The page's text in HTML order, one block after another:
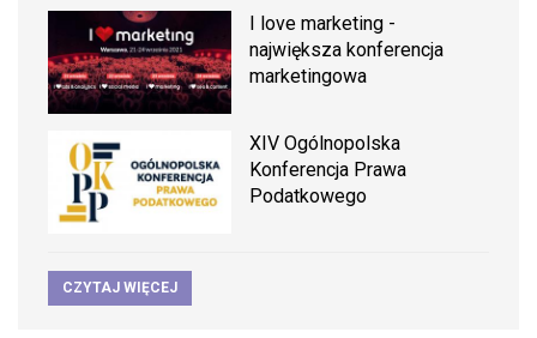
I love marketing -
największa konferencja
marketingowa
XIV Ogólnopolska
Konferencja Prawa
Podatkowego
CZYTAJ WIĘCEJ